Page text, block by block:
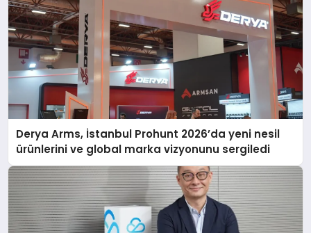
Derya Arms, İstanbul Prohunt 2026’da yeni nesil
ürünlerini ve global marka vizyonunu sergiledi